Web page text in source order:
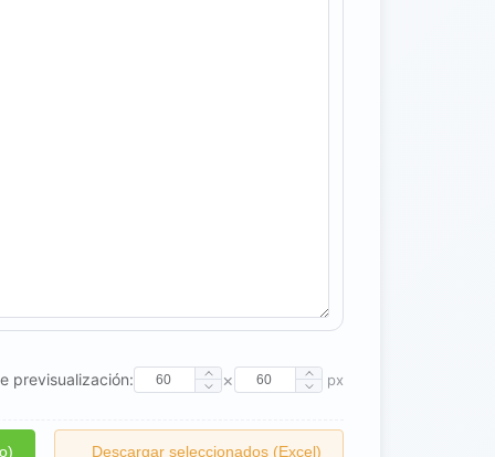
previsualización: × px
Descargar seleccionados (Excel)